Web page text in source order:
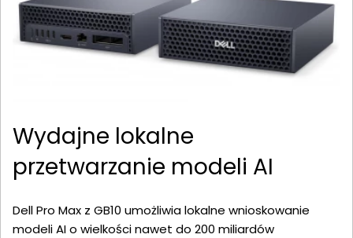
Wydajne lokalne
przetwarzanie modeli AI
Dell Pro Max z GB10 umożliwia lokalne wnioskowanie
modeli AI o wielkości nawet do 200 miliardów